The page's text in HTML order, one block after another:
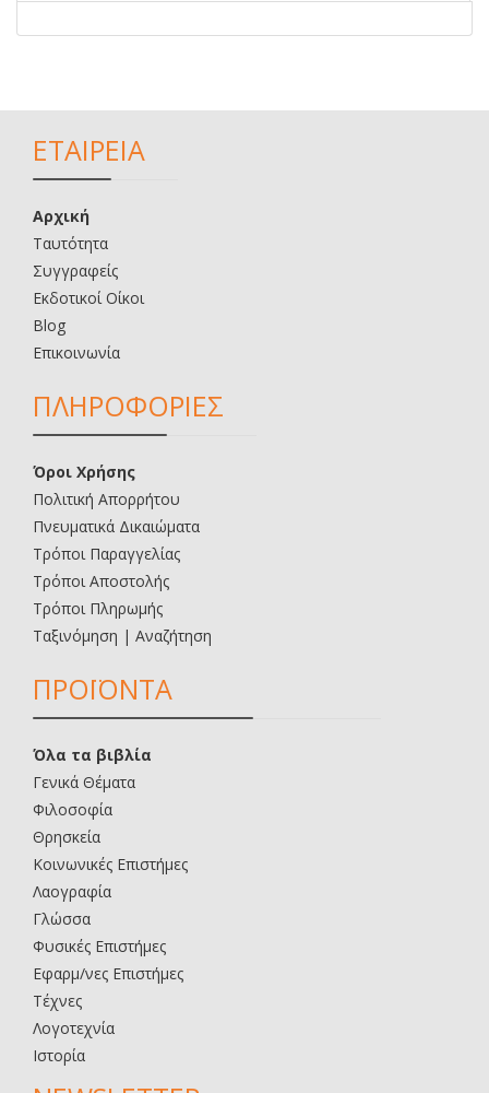
ΕΤΑΙΡΕΙΑ
Αρχική
Ταυτότητα
Συγγραφείς
Εκδοτικοί Οίκοι
Blog
Επικοινωνία
ΠΛΗΡΟΦΟΡΙΕΣ
Όροι Χρήσης
Πολιτική Απορρήτου
Πνευματικά Δικαιώματα
Τρόποι Παραγγελίας
Τρόποι Αποστολής
Τρόποι Πληρωμής
Ταξινόμηση | Αναζήτηση
ΠΡΟΪΟΝΤΑ
Όλα τα βιβλία
Γενικά Θέματα
Φιλοσοφία
Θρησκεία
Κοινωνικές Επιστήμες
Λαογραφία
Γλώσσα
Φυσικές Επιστήμες
Εφαρμ/νες Επιστήμες
Τέχνες
Λογοτεχνία
Ιστορία